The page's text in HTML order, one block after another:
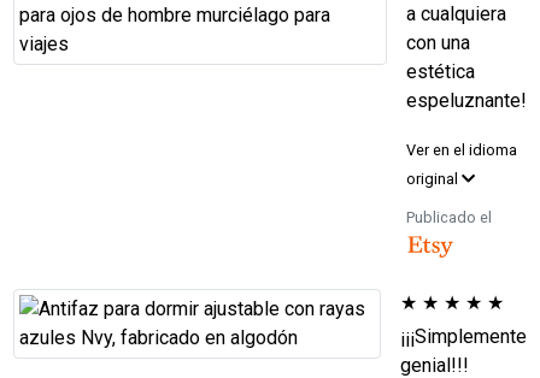
a cualquiera
con una
estética
espeluznante!
Ver en el idioma
original
Publicado el
★ ★ ★ ★ ★
¡¡¡Simplemente
genial!!!